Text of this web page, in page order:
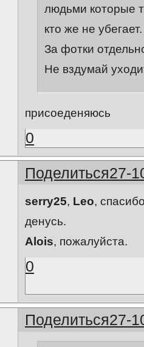
людьми которые
кто же не убегает.
За фотки
Не вздумай
присоеденяюсь
0
Поделиться27-
serry25, Leo,
денусь.
Alois, пожалуйста.
0
Поделиться27-